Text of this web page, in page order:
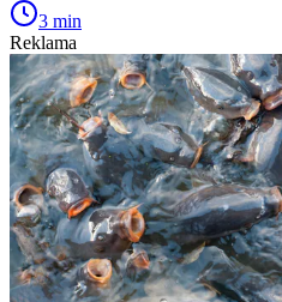
3 min
Reklama